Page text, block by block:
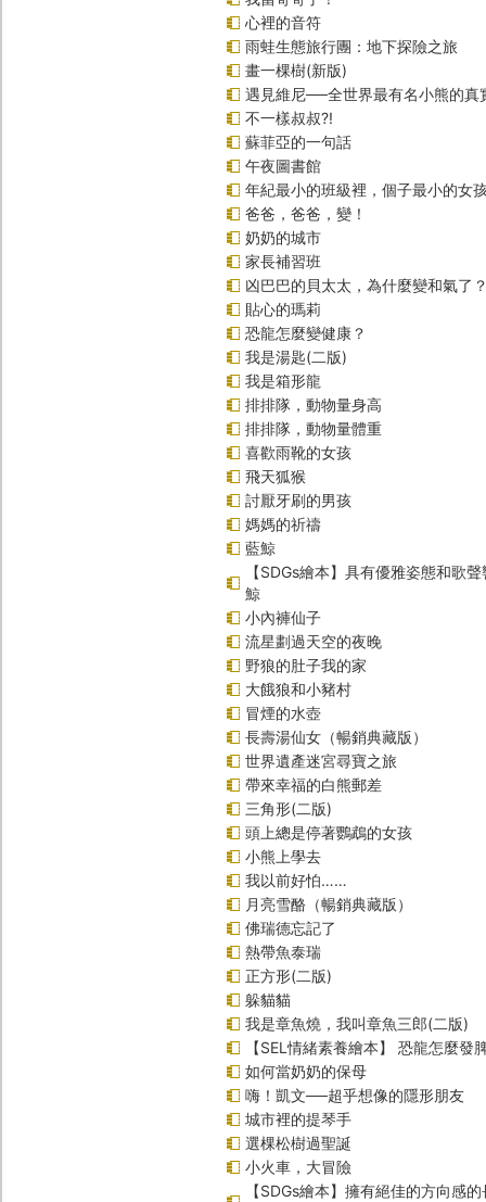
心裡的音符
雨蛙生態旅行團：地下探險之旅
畫一棵樹(新版)
遇見維尼──全世界最有名小熊的真
不一樣叔叔?!
蘇菲亞的一句話
午夜圖書館
年紀最小的班級裡，個子最小的女
爸爸，爸爸，變！
奶奶的城市
家長補習班
凶巴巴的貝太太，為什麼變和氣了
貼心的瑪莉
恐龍怎麼變健康？
我是湯匙(二版)
我是箱形龍
排排隊，動物量身高
排排隊，動物量體重
喜歡雨靴的女孩
飛天狐猴
討厭牙刷的男孩
媽媽的祈禱
藍鯨
【SDGs繪本】具有優雅姿態和歌
鯨
小內褲仙子
流星劃過天空的夜晚
野狼的肚子我的家
大餓狼和小豬村
冒煙的水壺
長壽湯仙女（暢銷典藏版）
世界遺產迷宮尋寶之旅
帶來幸福的白熊郵差
三角形(二版)
頭上總是停著鸚鵡的女孩
小熊上學去
我以前好怕……
月亮雪酪（暢銷典藏版）
佛瑞德忘記了
熱帶魚泰瑞
正方形(二版)
躲貓貓
我是章魚燒，我叫章魚三郎(二版)
【SEL情緒素養繪本】 恐龍怎麼發
如何當奶奶的保母
嗨！凱文──超乎想像的隱形朋友
城市裡的提琴手
選棵松樹過聖誕
小火車，大冒險
【SDGs繪本】擁有絕佳的方向感